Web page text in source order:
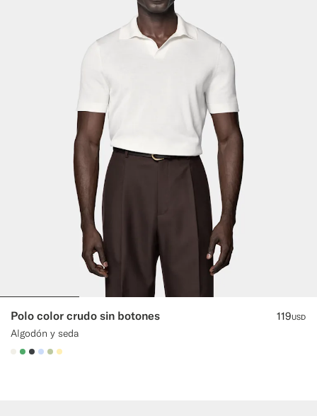
Polo color crudo sin botones
Algodón y seda
119USD
#F1EFE8
#50AA6A
#3d4043
#CCDCF9
#BDC9A0
#FFEFB5